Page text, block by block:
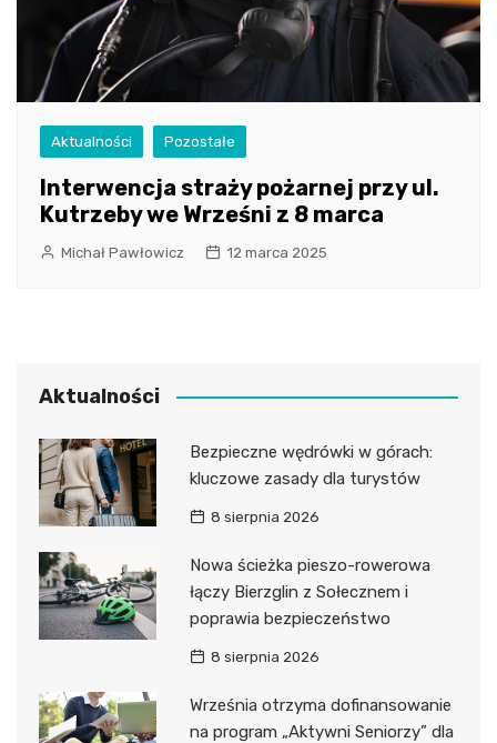
Aktualności Pozostałe
Interwencja straży pożarnej przy ul.
Kutrzeby we Wrześni z 8 marca
Michał Pawłowicz 12 marca 2025
Aktualności
Bezpieczne wędrówki w górach:
kluczowe zasady dla turystów
8 sierpnia 2026
Nowa ścieżka pieszo-rowerowa
łączy Bierzglin z Sołecznem i
poprawia bezpieczeństwo
8 sierpnia 2026
Września otrzyma dofinansowanie
na program „Aktywni Seniorzy” dla